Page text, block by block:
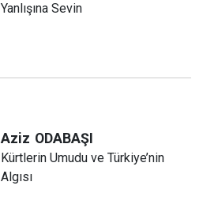
Yanlışına Sevin
Aziz ODABAŞI
Kürtlerin Umudu ve Türkiye’nin
Algısı